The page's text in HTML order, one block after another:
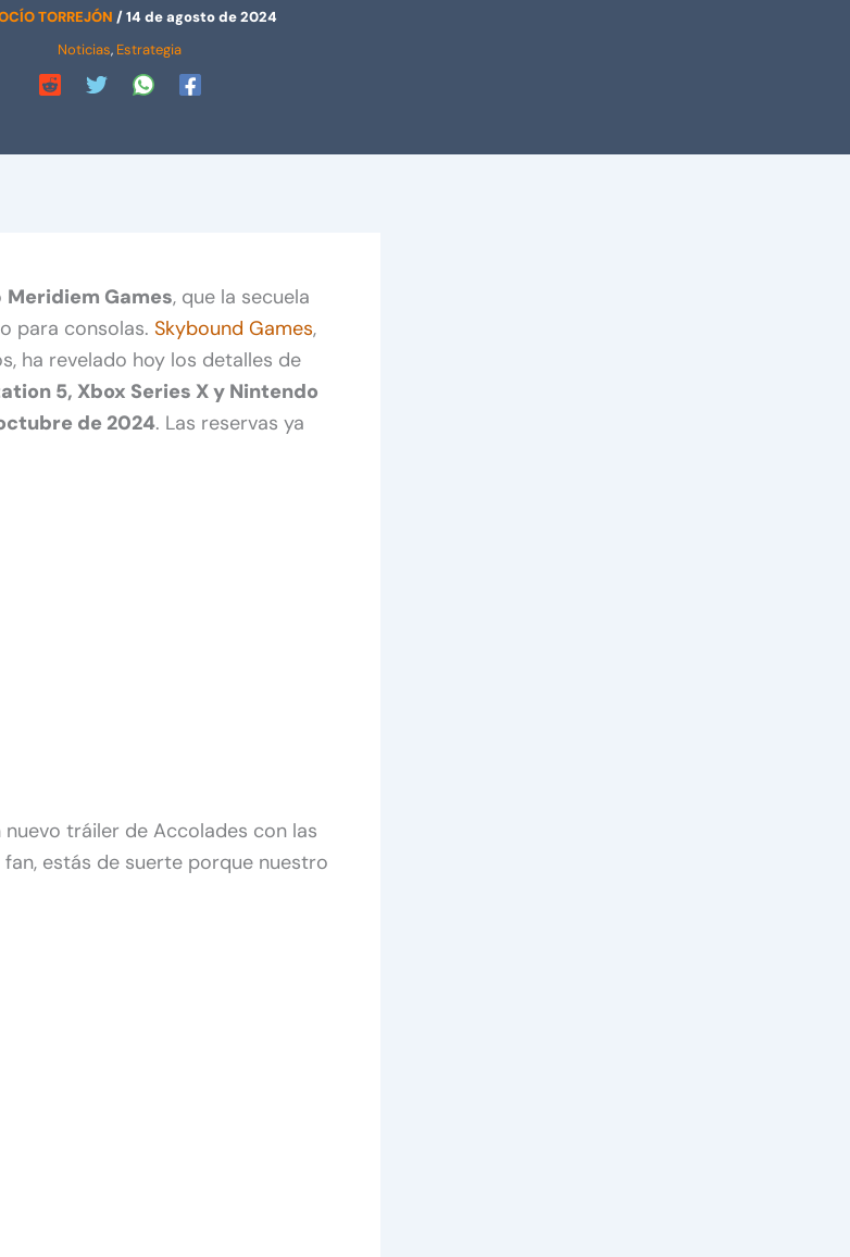
TORREJÓN /14 de agosto de 2024
Noticias, Estrategia
Meridiem Games, que la secuela
para consolas. Skybound Games,
ha revelado hoy los detalles de
5, Xbox Series X y Nintendo
de 2024. Las reservas ya
nuevo tráiler de Accolades con las
estás de suerte porque nuestro